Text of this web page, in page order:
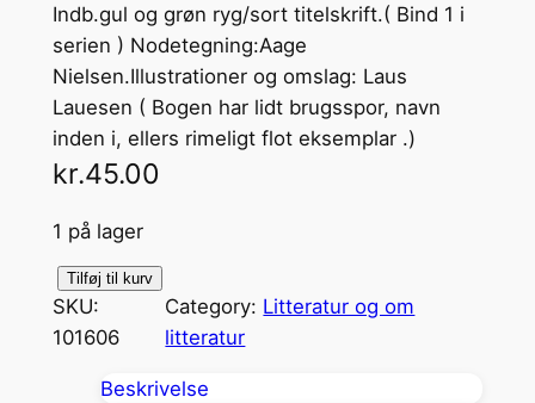
Indb.gul og grøn ryg/sort titelskrift.( Bind 1 i
serien ) Nodetegning:Aage
Nielsen.Illustrationer og omslag: Laus
Lauesen ( Bogen har lidt brugsspor, navn
inden i, ellers rimeligt flot eksemplar .)
kr.45.00
1 på lager
y
s
Tilføj til kurv
SKU:
101606
Category: Litteratur og om
litteratur
Beskrivelse